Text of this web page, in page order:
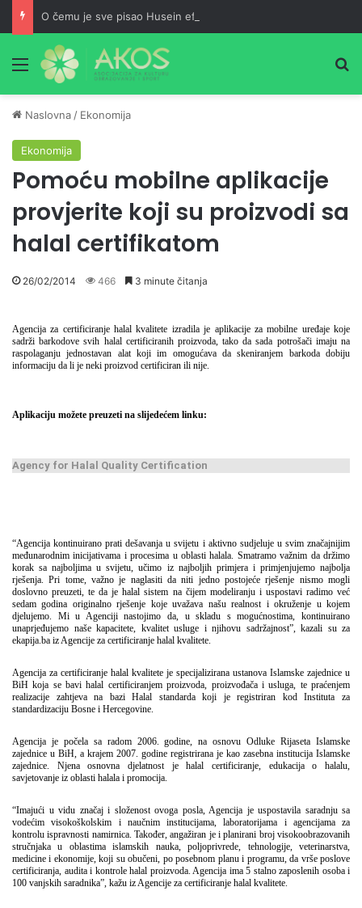
O čemu je sve pisao Husein ef. Đozo
Meni
Naslovna / Ekonomija
Ekonomija
Pomoću mobilne aplikacije
provjerite koji su proizvodi sa
halal certifikatom
26/02/2014 466 3 minute čitanja
Agencija za certificiranje halal kvalitete izradila je aplikacije za mobilne uređaje koje
sadrži barkodove svih halal certificiranih proizvoda, tako da sada potrošači imaju na
raspolaganju jednostavan alat koji im omogućava da skeniranjem barkoda dobiju
informaciju da li je neki proizvod certificiran ili nije.
Aplikaciju možete preuzeti na slijedećem linku:
Agency for Halal Quality Certification
“Agencija kontinuirano prati dešavanja u svijetu i aktivno sudjeluje u svim značajnijim
međunarodnim inicijativama i procesima u oblasti halala. Smatramo važnim da držimo
korak sa najboljima u svijetu, učimo iz najboljih primjera i primjenjujemo najbolja
rješenja. Pri tome, važno je naglasiti da niti jedno postojeće rješenje nismo mogli
doslovno preuzeti, te da je halal sistem na čijem modeliranju i uspostavi radimo već
sedam godina originalno rješenje koje uvažava našu realnost i okruženje u kojem
djelujemo. Mi u Agenciji nastojimo da, u skladu s mogućnostima, kontinuirano
unaprjeđujemo naše kapacitete, kvalitet usluge i njihovu sadržajnost”, kazali su za
ekapija.ba iz Agencije za certificiranje halal kvalitete.
Agencija za certificiranje halal kvalitete je specijalizirana ustanova Islamske zajednice u
BiH koja se bavi halal certificiranjem proizvoda, proizvođača i usluga, te praćenjem
realizacije zahtjeva na bazi Halal standarda koji je registriran kod Instituta za
standardizaciju Bosne i Hercegovine.
Agencija je počela sa radom 2006. godine, na osnovu Odluke Rijaseta Islamske
zajednice u BiH, a krajem 2007. godine registrirana je kao zasebna institucija Islamske
zajednice. Njena osnovna djelatnost je halal certificiranje, edukacija o halalu,
savjetovanje iz oblasti halala i promocija.
“Imajući u vidu značaj i složenost ovoga posla, Agencija je uspostavila saradnju sa
vodećim visokoškolskim i naučnim institucijama, laboratorijama i agencijama za
kontrolu ispravnosti namirnica. Također, angažiran je i planirani broj visokoobrazovanih
stručnjaka u oblastima islamskih nauka, poljoprivrede, tehnologije, veterinarstva,
medicine i ekonomije, koji su obučeni, po posebnom planu i programu, da vrše poslove
certificiranja, audita i kontrole halal proizvoda. Agencija ima 5 stalno zaposlenih osoba i
100 vanjskih saradnika”, kažu iz Agencije za certificiranje halal kvalitete.